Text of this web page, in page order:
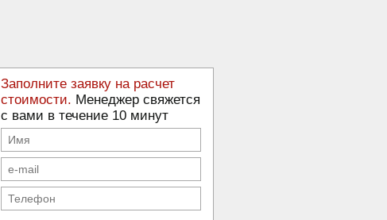
Заполните заявку на расчет
стоимости. Менеджер свяжется
с вами в течение 10 минут